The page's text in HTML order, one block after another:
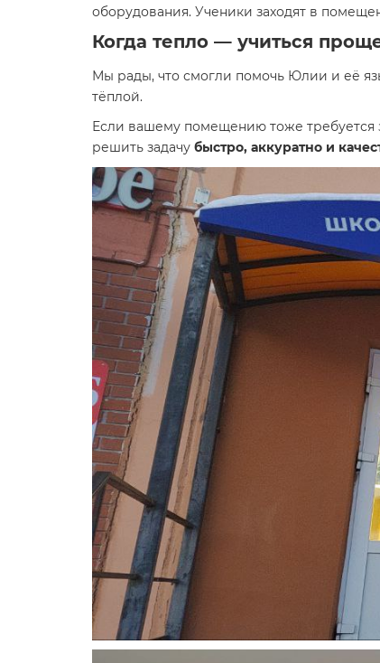
оборудования. Ученики заходят в
Когда тепло — учиться
Мы рады, что смогли помочь Юлии и её
тёплой.
Если вашему помещению тоже требуется
решить задачу быстро, аккуратно и